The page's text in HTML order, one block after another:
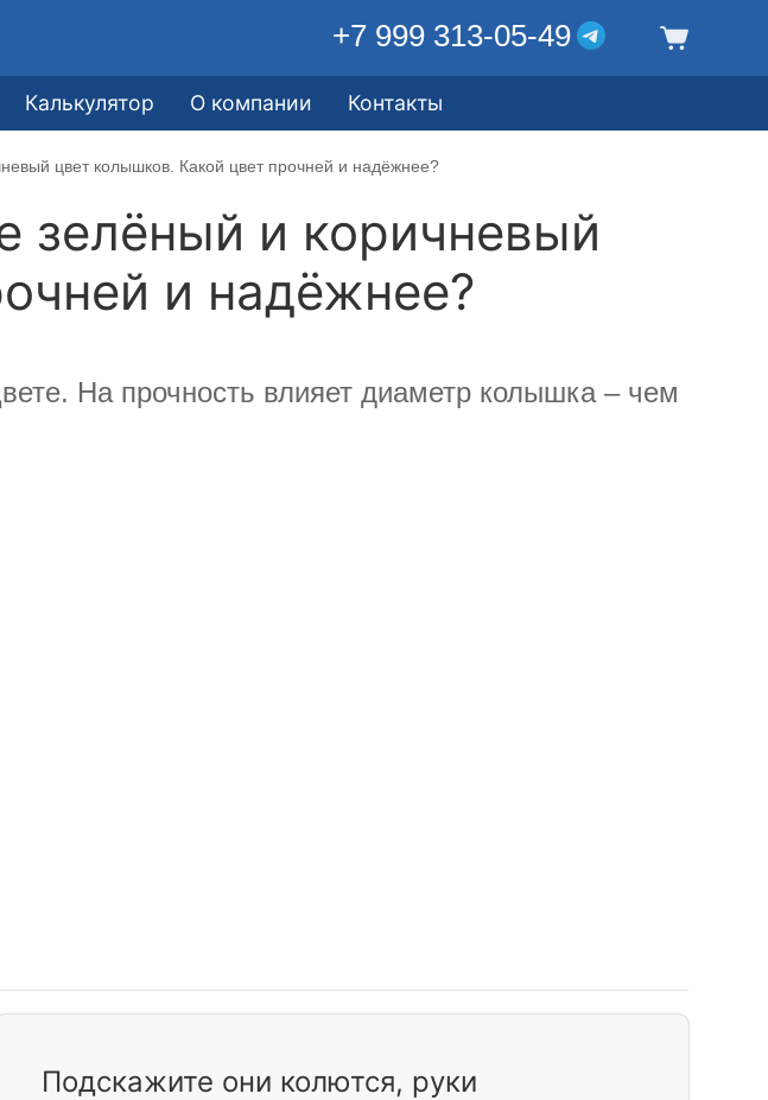
+7 999 313-05-49
Калькулятор О компании Контакты
цвет колышков. Какой цвет прочней и надёжнее?
зелёный и коричневый
и надёжнее?
На прочность влияет диаметр колышка – чем
Подскажите они колются, руки